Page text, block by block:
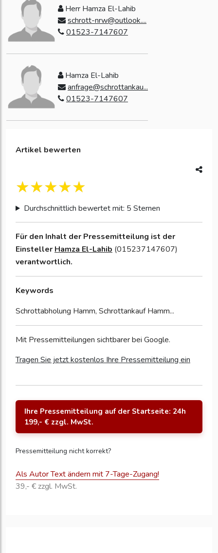
Herr Hamza El-Lahib
schrott-nrw@outlook....
01523-7147607
Hamza El-Lahib
anfrage@schrottankau...
01523-7147607
Artikel bewerten
Durchschnittlich bewertet mit: 5 Sternen
Für den Inhalt der Pressemitteilung ist der
Einsteller Hamza El-Lahib (015237147607)
verantwortlich.
Keywords
Schrottabholung Hamm, Schrottankauf Hamm...
Mit Pressemitteilungen sichtbarer bei Google.
Tragen Sie jetzt kostenlos Ihre Pressemitteilung ein
Ihre Pressemitteilung auf der Startseite: 24h
199,- € zzgl. MwSt.
Pressemitteilung nicht korrekt?
Als Autor Text ändern mit 7-Tage-Zugang!
39,- € zzgl. MwSt.